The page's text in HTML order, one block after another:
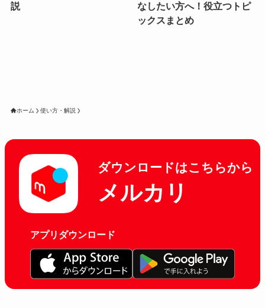
説
なしたい方へ！役立つトピ
ックスまとめ
ホーム 使い方・解説
ダウンロードはこちらから
メルカリ
アプリダウンロード